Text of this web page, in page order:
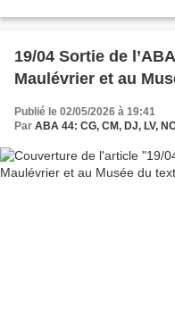
19/04 Sortie de
Maulévrier et au
Publié le 02/05/2026 à 19:41
Par ABA 44: CG, CM, DJ, LV,